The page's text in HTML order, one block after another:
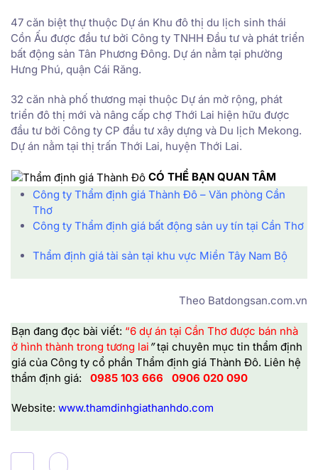
47 căn biệt thự thuộc Dự án Khu đô thị du lịch sinh thái
Cồn Ấu được đầu tư bởi Công ty TNHH Đầu tư và phát triển
bất động sản Tân Phương Đông. Dự án nằm tại phường
Hưng Phú, quận Cái Răng.
32 căn nhà phố thương mại thuộc Dự án mở rộng, phát
triển đô thị mới và nâng cấp chợ Thới Lai hiện hữu được
đầu tư bởi Công ty CP đầu tư xây dựng và Du lịch Mekong.
Dự án nằm tại thị trấn Thới Lai, huyện Thới Lai.
CÓ THỂ BẠN QUAN TÂM
Công ty Thẩm định giá Thành Đô – Văn phòng Cần
Thơ
Công ty Thẩm định giá bất động sản uy tín tại Cần Thơ
Thẩm định giá tài sản tại khu vực Miền Tây Nam Bộ
Theo Batdongsan.com.vn
Bạn đang đọc bài viết: “6 dự án tại Cần Thơ được bán nhà
ở hình thành trong tương lai ” tại chuyên mục tin thẩm định
giá của Công ty cổ phần Thẩm định giá Thành Đô. Liên hệ
thẩm định giá:
0985 103 666 0906 020 090
Website: www.thamdinhgiathanhdo.com